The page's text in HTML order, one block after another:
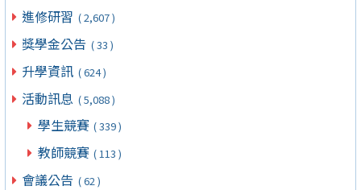
進修研習 ( 2,607 )
獎學金公告 ( 33 )
升學資訊 ( 624 )
活動訊息 ( 5,088 )
學生競賽 ( 339 )
教師競賽 ( 113 )
會議公告 ( 62 )